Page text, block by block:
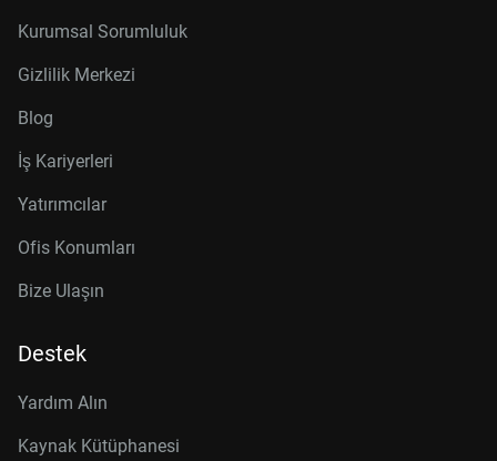
Kurumsal Sorumluluk
Gizlilik Merkezi
Blog
İş Kariyerleri
Yatırımcılar
Ofis Konumları
Bize Ulaşın
Destek
Yardım Alın
Kaynak Kütüphanesi